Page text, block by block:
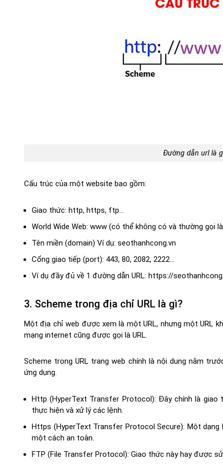
Đường dẫn url là
Cấu trúc của một website bao gồm:
Giao thức: http, https, ftp…
World Wide Web: www (có thể không có và thường gọi
Tên miền (domain) Ví dụ: seothanhcong.vn
Cổng giao tiếp (port): 443, 80, 2082, 2222…
Ví dụ đầy đủ về 1 đường dẫn URL: https://
3. Scheme trong địa chỉ URL là gì?
Một địa chỉ web được xem là một URL, nhưng một URL
mạng internet cũng được gọi là URL.
Scheme trong URL trang web chính là nội dung nằm
ứng dụng.
Http (HyperText Transfer Protocol): Đây chính là
thực hiện và xử lý các lệnh.
Https (HyperText Transfer Protocol Secure): Một
một cách an toàn.
FTP (File Transfer Protocol): Giao thức này hay được